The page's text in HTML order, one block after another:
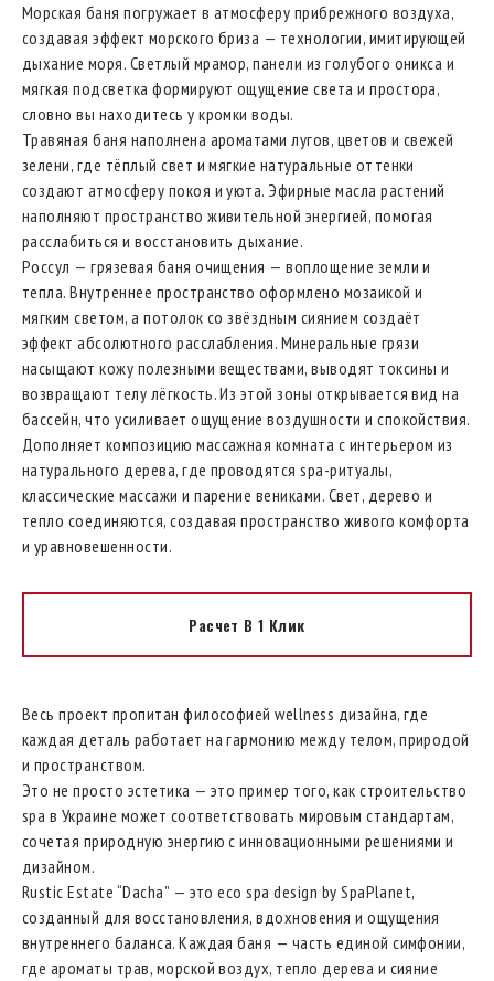
Морская баня погружает в атмосферу прибрежного воздуха,
создавая эффект морского бриза — технологии, имитирующей
дыхание моря. Светлый мрамор, панели из голубого оникса и
мягкая подсветка формируют ощущение света и простора,
словно вы находитесь у кромки воды.
Травяная баня наполнена ароматами лугов, цветов и свежей
зелени, где тёплый свет и мягкие натуральные оттенки
создают атмосферу покоя и уюта. Эфирные масла растений
наполняют пространство живительной энергией, помогая
расслабиться и восстановить дыхание.
Россул — грязевая баня очищения — воплощение земли и
тепла. Внутреннее пространство оформлено мозаикой и
мягким светом, а потолок со звёздным сиянием создаёт
эффект абсолютного расслабления. Минеральные грязи
насыщают кожу полезными веществами, выводят токсины и
возвращают телу лёгкость. Из этой зоны открывается вид на
бассейн, что усиливает ощущение воздушности и спокойствия.
Дополняет композицию массажная комната с интерьером из
натурального дерева, где проводятся spa-ритуалы,
классические массажи и парение вениками. Свет, дерево и
тепло соединяются, создавая пространство живого комфорта
и уравновешенности.
Расчет В 1 Клик
Весь проект пропитан философией wellness дизайна, где
каждая деталь работает на гармонию между телом, природой
и пространством.
Это не просто эстетика — это пример того, как строительство
spa в Украине может соответствовать мировым стандартам,
сочетая природную энергию с инновационными решениями и
дизайном.
Rustic Estate “Dacha” — это eco spa design by SpaPlanet,
созданный для восстановления, вдохновения и ощущения
внутреннего баланса. Каждая баня — часть единой симфонии,
где ароматы трав, морской воздух, тепло дерева и сияние